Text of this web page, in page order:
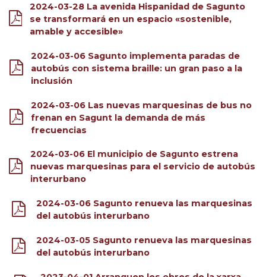
2024-03-28 La avenida Hispanidad de Sagunto
se transformará en un espacio «sostenible,
amable y accesible»
2024-03-06 Sagunto implementa paradas de
autobús con sistema braille: un gran paso a la
inclusión
2024-03-06 Las nuevas marquesinas de bus no
frenan en Sagunt la demanda de más
frecuencias
2024-03-06 El municipio de Sagunto estrena
nuevas marquesinas para el servicio de autobús
interurbano
2024-03-06 Sagunto renueva las marquesinas
del autobús interurbano
2024-03-05 Sagunto renueva las marquesinas
del autobús interurbano